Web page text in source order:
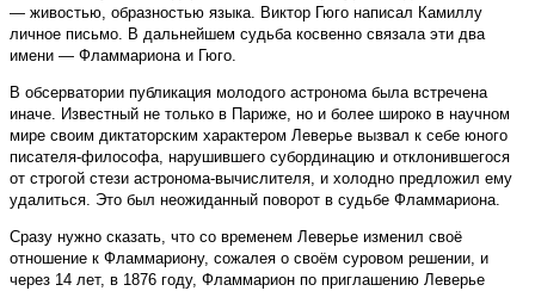
— живостью, образностью языка. Виктор Гюго написал Камиллу
личное письмо. В дальнейшем судьба косвенно связала эти два
имени — Фламмариона и Гюго.
В обсерватории публикация молодого астронома была встречена
иначе. Известный не только в Париже, но и более широко в научном
мире своим диктаторским характером Леверье вызвал к себе юного
писателя-философа, нарушившего субординацию и отклонившегося
от строгой стези астронома-вычислителя, и холодно предложил ему
удалиться. Это был неожиданный поворот в судьбе Фламмариона.
Сразу нужно сказать, что со временем Леверье изменил своё
отношение к Фламмариону, сожалея о своём суровом решении, и
через 14 лет, в 1876 году, Фламмарион по приглашению Леверье